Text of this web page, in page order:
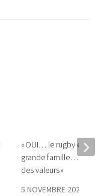
« OUI… le rugby est
grande famille … OUI
des valeurs »
5 NOVEMBRE 2020